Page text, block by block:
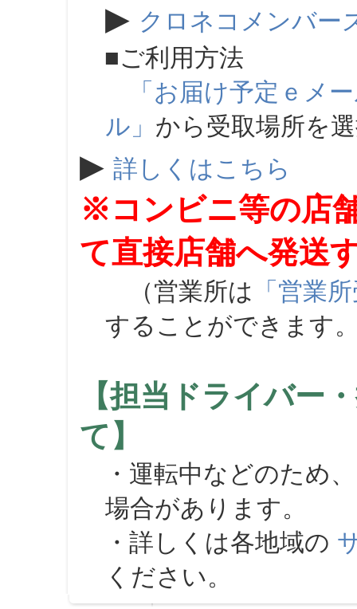
▶ クロネコメンバー
■ご利用方法
「お届け予定ｅメ
ル」 から受取場所を
▶ 詳しくはこちら
※コンビニ等の店
て直接店舗へ発送
（営業所は 「営業
することができます
【担当ドライバー
て】
・運転中などのため
場合があります。
・詳しくは各地域の
ください。